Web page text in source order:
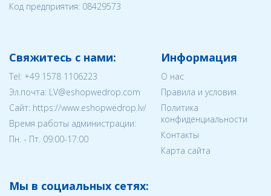
Код предприятия: 08429573
Свяжитесь с нами:
Tel: +49 1578 1106223
Эл.почта: LV@eshopwedrop.com
Cайт: https://www.eshopwedrop.lv/
Время работы администрации:
Пн. - Пт. 09:00-17:00
Информация
О нас
Правила и условия
Политика
конфиденциальности
Контакты
Карта сайта
Мы в социальных сетях: